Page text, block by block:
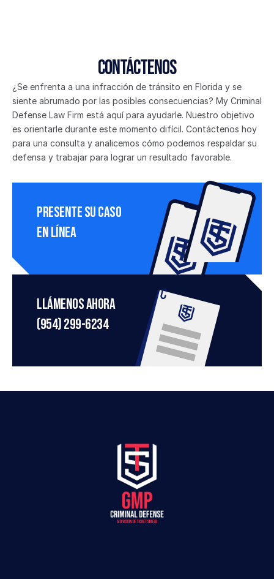
Contáctenos
¿Se enfrenta a una infracción de tránsito en Florida y se
siente abrumado por las posibles consecuencias? My Criminal
Defense Law Firm está aquí para ayudarle. Nuestro objetivo
es orientarle durante este momento difícil. Contáctenos hoy
para una consulta y analicemos cómo podemos respaldar su
defensa y trabajar para lograr un resultado favorable.
Presente su caso
en línea
Llámenos ahora
(954) 299-6234